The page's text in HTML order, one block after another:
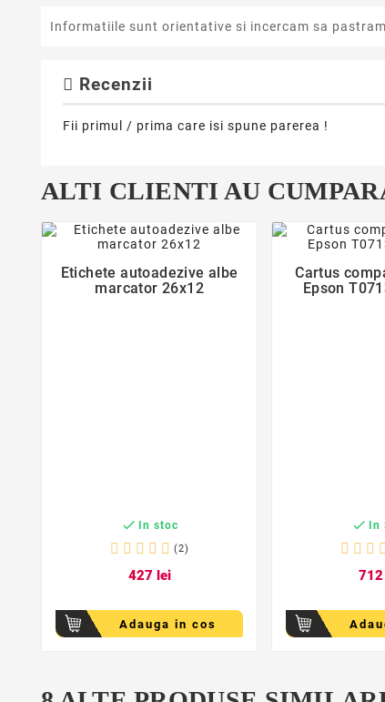
Informatiile sunt orientative si incercam sa
Recenzii
Fii primul / prima care isi spune parerea !
ALTI CLIENTI AU

Etichete autoadezive albe
marcator 26x12
 In stoc
(2)
427 lei
Adauga in cos

Cartus
Epson
 In
712